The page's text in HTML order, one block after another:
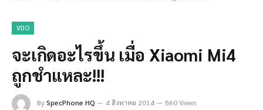
VDO
จะเกิดอะไรขึ้น เมื่อ Xiaomi Mi4
ถูกชำแหละ!!!
BySpecPhone HQ 4 สิงหาคม 2014 860 Views